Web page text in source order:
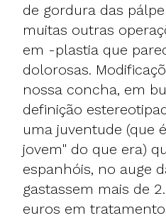
de gordura das
muitas outras
em -plastia que
dolorosas.
nossa concha, em
definição
uma juventude (que
jovem" do que era)
espanhóis, no auge
gastassem mais de
euros em